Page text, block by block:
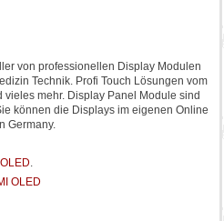
von professionellen Display Modulen
Technik. Profi Touch Lösungen vom
vieles mehr. Display Panel Module sind
können die Displays im eigenen Online
Germany.
.
OLED